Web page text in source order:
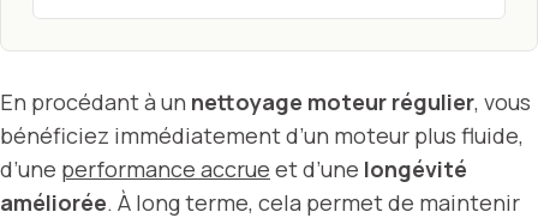
En procédant à un nettoyage moteur régulier, vous
bénéficiez immédiatement d’un moteur plus fluide,
d’une performance accrue et d’une longévité
améliorée. À long terme, cela permet de maintenir